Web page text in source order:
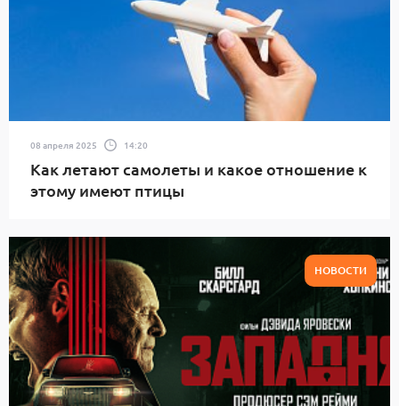
08 апреля 2025 14:20
Как летают самолеты и какое отношение к
этому имеют птицы
НОВОСТИ